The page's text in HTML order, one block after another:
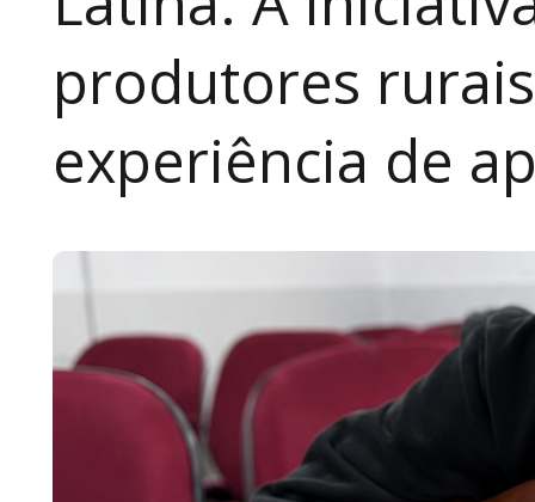
produtores
experiência de